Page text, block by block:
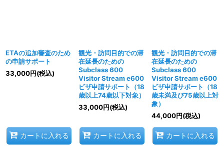
ETAの追加審査のため
の申請サポート
33,000円(税込)
カートに入れる
観光・訪問目的での滞
在延長のための
Subclass 600
Visitor Stream e600
ビザ申請サポート（18
歳以上74歳以下対象）
33,000円(税込)
カートに入れる
観光・訪問目的での滞
在延長のための
Subclass 600
Visitor Stream e600
ビザ申請サポート（18
歳未満及び75歳以上対
象）
44,000円(税込)
カートに入れる